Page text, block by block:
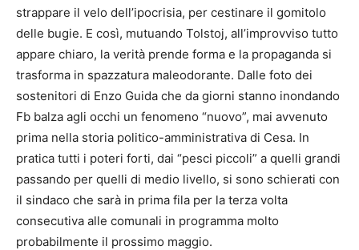
strappare il velo dell’ipocrisia, per cestinare il gomitolo
delle bugie. E così, mutuando Tolstoj, all’improvviso tutto
appare chiaro, la verità prende forma e la propaganda si
trasforma in spazzatura maleodorante. Dalle foto dei
sostenitori di Enzo Guida che da giorni stanno inondando
Fb balza agli occhi un fenomeno “nuovo”, mai avvenuto
prima nella storia politico-amministrativa di Cesa. In
pratica tutti i poteri forti, dai “pesci piccoli” a quelli grandi
passando per quelli di medio livello, si sono schierati con
il sindaco che sarà in prima fila per la terza volta
consecutiva alle comunali in programma molto
probabilmente il prossimo maggio.